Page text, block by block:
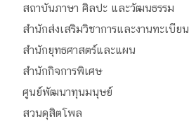
สถาบันภาษา ศิลปะ และวัฒนธรรม
สำนักส่งเสริมวิชาการและงานทะเบียน
สำนักยุทธศาสตร์และแผน
สำนักกิจการพิเศษ
ศูนย์พัฒนาทุนมนุษย์
สวนดุสิตโพล